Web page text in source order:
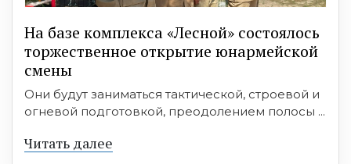
На базе комплекса «Лесной» состоялось
торжественное открытие юнармейской
смены
Они будут заниматься тактической, строевой и
огневой подготовкой, преодолением полосы ...
Читать далее